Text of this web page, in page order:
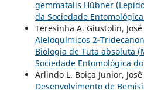
gemmatalis Hübner
da Sociedade
Teresinha A. Giustolin,
Aleloquímicos 2-
Biologia de Tuta absoluta
Sociedade Entomológica
Arlindo L. Boiça Junior,
Desenvolvimento de